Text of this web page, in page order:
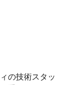
の技術スタッ